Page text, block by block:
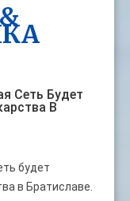
Сеть Будет
В
будет
в Братиславе.